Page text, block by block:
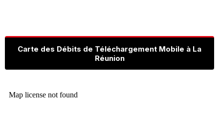
Carte des Débits de Téléchargement Mobile à La
Réunion